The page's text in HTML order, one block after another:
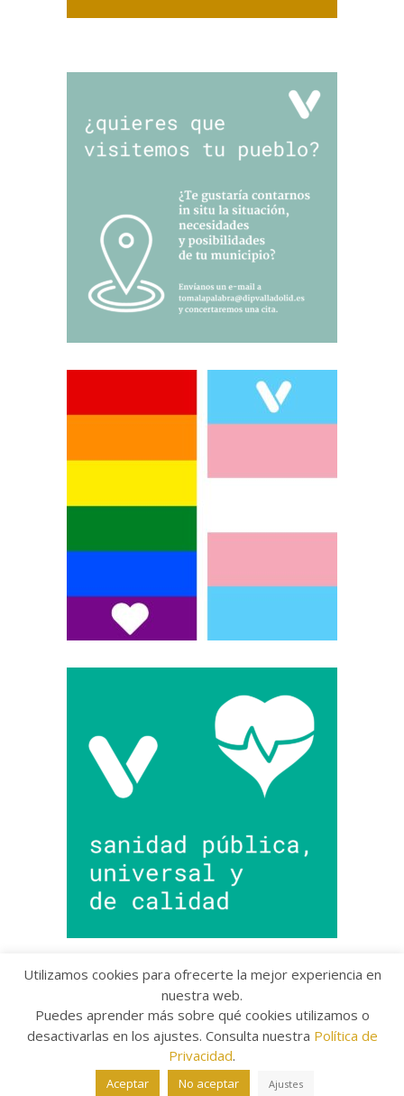
Copyright © 2022 Grupo Provincial Toma la Palabra
Aviso legal /Política de Privacidad/Política de
Cookies
The Arcade Basic Theme bybavotasan.com
Utilizamos cookies para ofrecerte la mejor experiencia en
nuestra web.
Puedes aprender más sobre qué cookies utilizamos o
desactivarlas en los ajustes. Consulta nuestra Política de
Privacidad.
Aceptar No aceptar Ajustes